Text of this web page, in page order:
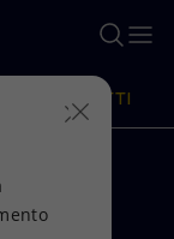
di intelligenza
PRODOTTI